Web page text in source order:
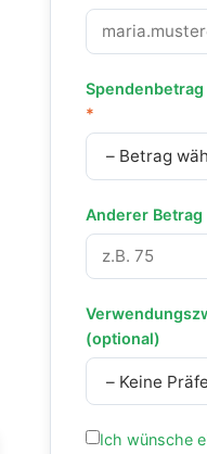
Spendenbetrag
*
Anderer Betrag
(optional)
Ich wünsche